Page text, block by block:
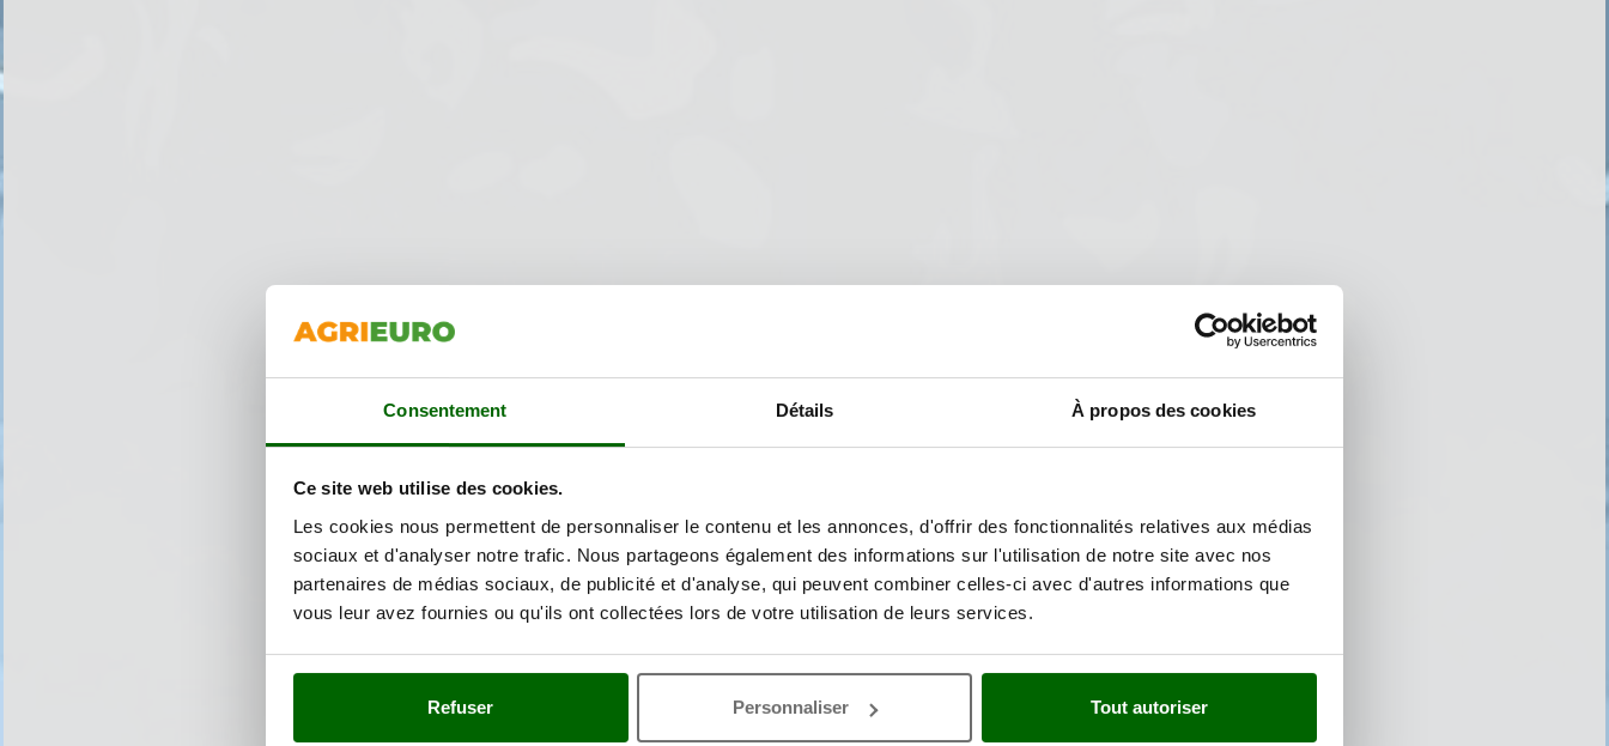
Consentement Détails À propos des cookies
Ce site web utilise des cookies.
Les cookies nous permettent de personnaliser le contenu et les annonces, d'offrir des fonctionnalités relatives aux médias
sociaux et d'analyser notre trafic. Nous partageons également des informations sur l'utilisation de notre site avec nos
partenaires de médias sociaux, de publicité et d'analyse, qui peuvent combiner celles-ci avec d'autres informations que
vous leur avez fournies ou qu'ils ont collectées lors de votre utilisation de leurs services.
Refuser Personnaliser Tout autoriser